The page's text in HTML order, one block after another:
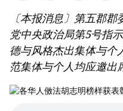
〔本报消息〕第五郡
党中央政治局第5号指
德与风格杰出集体与个
范集体与个人均应邀出